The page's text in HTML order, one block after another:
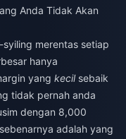
Anda Tidak Akan
merentas setiap
hanya
yang kecilsebaik
tidak pernah anda
dengan 8,000
adalah yang